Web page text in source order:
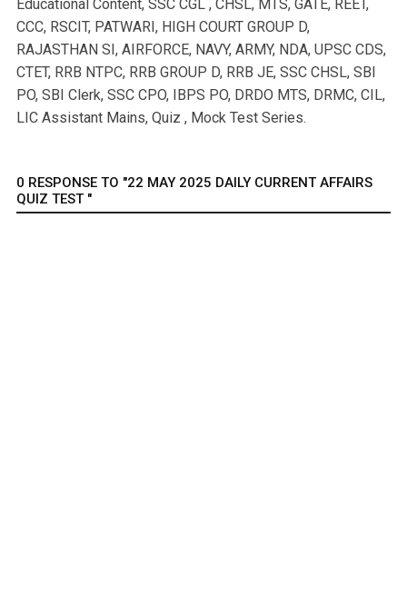
Educational Content, SSC CGL , CHSL, MTS, GATE, REET,
CCC, RSCIT, PATWARI, HIGH COURT GROUP D,
RAJASTHAN SI, AIRFORCE, NAVY, ARMY, NDA, UPSC CDS,
CTET, RRB NTPC, RRB GROUP D, RRB JE, SSC CHSL, SBI
PO, SBI Clerk, SSC CPO, IBPS PO, DRDO MTS, DRMC, CIL,
LIC Assistant Mains, Quiz , Mock Test Series.
0 RESPONSE TO "22 MAY 2025 DAILY CURRENT AFFAIRS
QUIZ TEST "